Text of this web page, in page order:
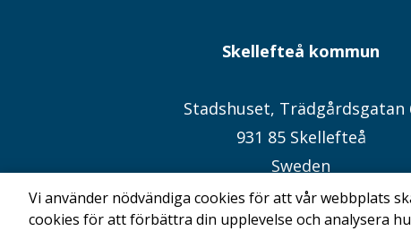
Vi använder nödvändiga cookies för att vår webbplats
cookies för att förbättra din upplevelse och analysera
Skellefteå kommun
Stadshuset, Trädgårdsgatan
931 85 Skellefteå
Sweden
Kommunens hemsida